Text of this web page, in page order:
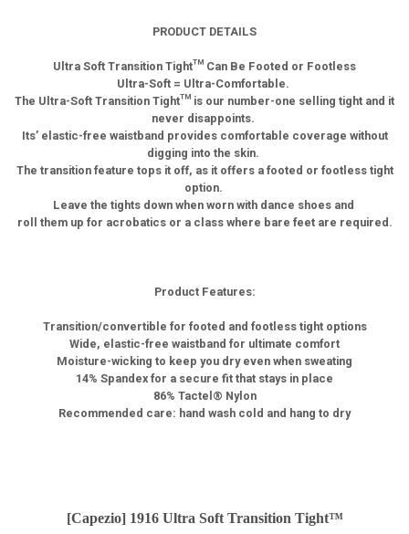
PRODUCT DETAILS
Ultra Soft Transition Tight™ Can Be Footed or Footless
Ultra-Soft = Ultra-Comfortable.
The Ultra-Soft Transition Tight™ is our number-one selling tight and it
never disappoints.
Its’ elastic-free waistband provides comfortable coverage without
digging into the skin.
The transition feature tops it off, as it offers a footed or footless tight
option.
Leave the tights down when worn with dance shoes and
roll them up for acrobatics or a class where bare feet are required.
Product Features:
Transition/convertible for footed and footless tight options
Wide, elastic-free waistband for ultimate comfort
Moisture-wicking to keep you dry even when sweating
14% Spandex for a secure fit that stays in place
86% Tactel® Nylon
Recommended care: hand wash cold and hang to dry
[Capezio] 1916 Ultra Soft Transition Tight™